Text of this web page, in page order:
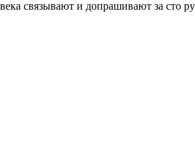
связывают и допрашивают за сто